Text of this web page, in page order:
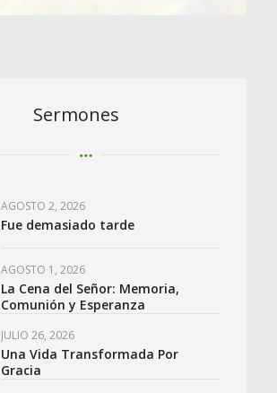
Sermones
AGOSTO 2, 2026
Fue demasiado tarde
AGOSTO 1, 2026
La Cena del Señor: Memoria,
Comunión y Esperanza
JULIO 26, 2026
Una Vida Transformada Por
Gracia